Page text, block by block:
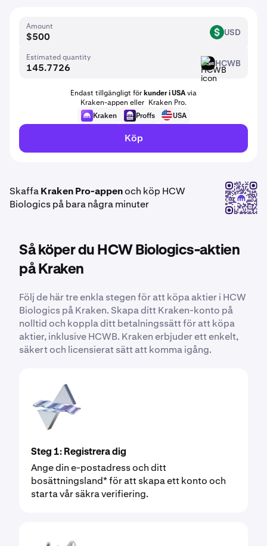
Amount
USD USD
Estimated quantity
HCWB HCWB
Endast tillgängligt förkunder i USAvia
Kraken-appen eller Kraken Pro.
Kraken
Proffs USA
Köp
SkaffaKraken Pro-appenoch köp HCW
Biologics på bara några minuter
Så köper du HCW Biologics-aktien
på Kraken
Följ de här tre enkla stegen för att köpa aktier i HCW
Biologics på Kraken. Skapa ditt Kraken-konto på
nolltid och koppla ditt betalningssätt för att köpa
aktier, inklusive HCWB. Kraken erbjuder ett enkelt,
säkert och licensierat sätt att komma igång.
Steg 1: Registrera dig
Ange din e-postadress och ditt
bosättningsland* för att skapa ett konto och
starta vår säkra verifiering.